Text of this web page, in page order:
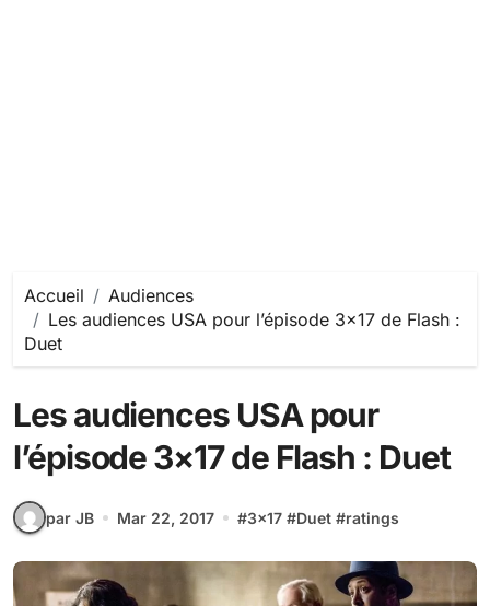
Accueil
Audiences
Les audiences USA pour l’épisode 3×17 de Flash :
Duet
Les audiences USA pour
l’épisode 3×17 de Flash : Duet
par JB Mar 22, 2017 #3x17 #Duet #ratings